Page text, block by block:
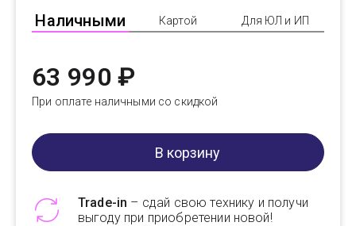
Наличными Картой Для ЮЛ и ИП
63 990 ₽
При оплате наличными со скидкой
В корзину
Trade-in – сдай свою технику и получи
выгоду при приобретении новой!